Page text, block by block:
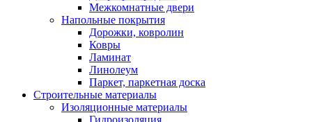
Межкомнатные двери
Напольные покрытия
Дорожки, ковролин
Ковры
Ламинат
Линолеум
Паркет, паркетная доска
Строительные материалы
Изоляционные материалы
Гидроизоляция